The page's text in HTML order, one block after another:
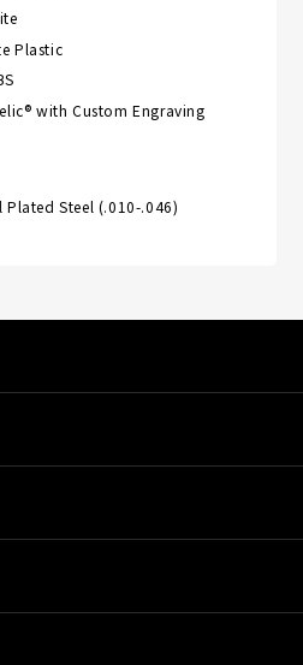
Plastic
with Custom Engraving
Plated Steel (.010-.046)